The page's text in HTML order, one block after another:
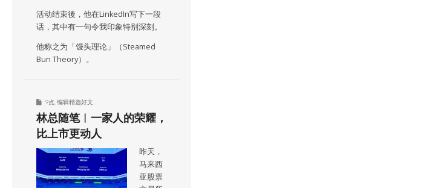
活动结束後，他在LinkedIn写下一段
话，其中有一句令我印象特别深刻。
他称之为「馒头理论」（Steamed
Bun Theory）。
9点 编辑精选好文
林总随笔︱一家人的荣耀，
比上市更动人
昨天，
马来西
亚股票